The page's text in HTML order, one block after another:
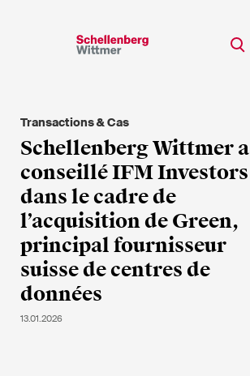
Equipe
Expertise
Insights
Carrière
RSE
A propos
Transactions & Cas
Schellenberg Wittmer a
conseillé IFM Investors
dans le cadre de
l’acquisition de Green,
principal fournisseur
suisse de centres de
données
13.01.2026
*Champs obligatoires
M
Mme
s/o
Prénom*